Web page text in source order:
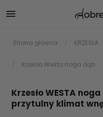

Strona główna KRZESŁA
Krzesło Westa noga dąb
Krzesło WESTA
przytulny klimat